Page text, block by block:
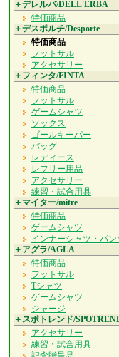
＋デレルバ/DELL'ERBA
特価商品
＋デスポルチ/Desporte
特価商品
フットサル
アクセサリー
＋フィンタ/FINTA
特価商品
フットサル
ゲームシャツ
ソックス
ゴールキーパー
バッグ
レディース
レフリー用品
アクセサリー
練習・試合用具
＋マイター/mitre
特価商品
ゲームシャツ
インナーシャツ・パン
＋アグラ/AGLA
特価商品
フットサル
Tシャツ
ゲームシャツ
ジャージ
＋スポトレンド/
アクセサリー
練習・試合用具